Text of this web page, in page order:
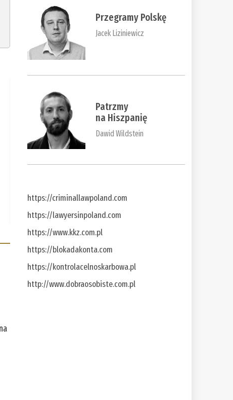
Przegramy Polskę
Jacek Liziniewicz
Patrzmy
na Hiszpanię
Dawid Wildstein
https://criminallawpoland.com
https://lawyersinpoland.com
https://www.kkz.com.pl
https://blokadakonta.com
https://kontrolacelnoskarbowa.pl
http://www.dobraosobiste.com.pl